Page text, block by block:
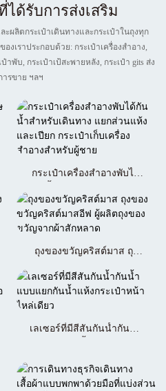
ด้รับการส่งเสริม
ผลิตกระเป๋าเดินทางและกระเป๋าในถุงทุก
เราประกอบด้วย: กระเป๋าเครื่องสำอาง,
าพับ, กระเป๋าเป้สะพายหลัง, กระเป๋า gits ส่ง
ารขาย ฯลฯ
กระเป๋าเครื่องสำอางพับได้
ส่วนแห้งและเปียก กระเป๋า
เก็บเครื่องสำอางสำหรับ
ผู้ชาย
ถุงของขวัญคริสต์มาส ถุง
ถุงของขวัญจากผ้าสักหลาด
เลเซอร์ที่มีสีสันกันน้ำกันน้ำ